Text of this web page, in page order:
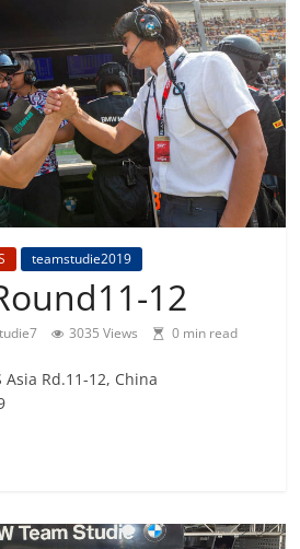
teamstudie2019
12
3035 Views 0 min read
Asia Rd.11-12, China